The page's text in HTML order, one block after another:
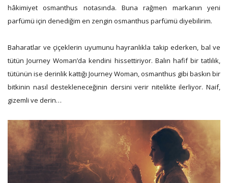
hâkimiyet osmanthus notasında. Buna rağmen markanın yeni
parfümü için denediğim en zengin osmanthus parfümü diyebilirim.
Baharatlar ve çiçeklerin uyumunu hayranlıkla takip ederken, bal ve
tütün Journey Woman’da kendini hissettiriyor. Balın hafif bir tatlılık,
tütünün ise derinlik kattığı Journey Woman, osmanthus gibi baskın bir
bitkinin nasıl destekleneceğinin dersini verir nitelikte ilerliyor. Naif,
gizemli ve derin…